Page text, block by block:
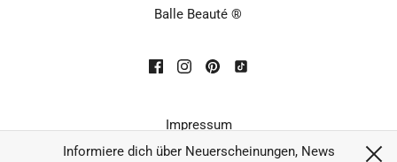
Balle Beauté ®
Impressum
Datenschutz
Informiere dich über Neuerscheinungen, News